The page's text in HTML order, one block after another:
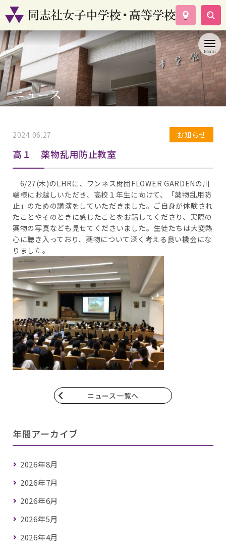
学校案内
コース紹介
学校生活
入試情報
資料請求
ニュース
2024.06.27 お知らせ
高１ 薬物乱用防止教室
6/27(木)のLHRに、ワンネス財団FLOWER GARDENの川
端様にお越しいただき、高校１年生に向けて、「薬物乱用防
止」のための講演をしていただきました。ご自身が体験され
たことやそのときに感じたことをお話してくださり、実際の
薬物の写真なども見せてくださいました。生徒たちは大変熱
心に聴き入っており、薬物について深く考える良い機会にな
りました。
ニュース一覧へ
年間アーカイブ
2026年8月
2026年7月
2026年6月
2026年5月
2026年4月